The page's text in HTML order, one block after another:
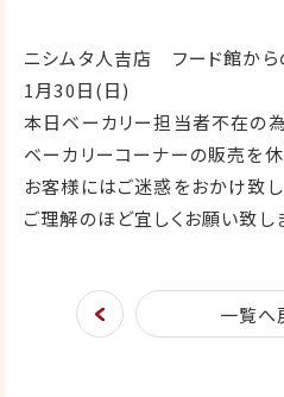
ニシムタ人吉店 フード館から
1月30日(日)
本日ベーカリー担当者不在の
ベーカリーコーナーの販売を休
お客様にはご迷惑をおかけ致
ご理解のほど宜しくお願い致し
一覧へ